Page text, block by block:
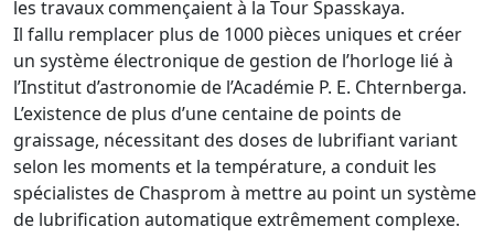
les travaux commençaient à la Tour Spasskaya.
Il fallu remplacer plus de 1000 pièces uniques et créer
un système électronique de gestion de l’horloge lié à
l’Institut d’astronomie de l’Académie P. E. Chternberga.
L’existence de plus d’une centaine de points de
graissage, nécessitant des doses de lubrifiant variant
selon les moments et la température, a conduit les
spécialistes de Chasprom à mettre au point un système
de lubrification automatique extrêmement complexe.